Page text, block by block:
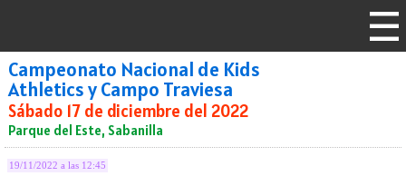
Campeonato Nacional de Kids
Athletics y Campo Traviesa
Sábado 17 de diciembre del 2022
Parque del Este, Sabanilla
19/11/2022 a las 12:45